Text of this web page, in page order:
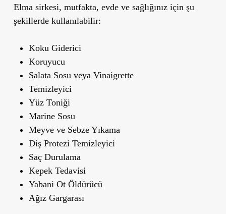
Elma sirkesi, mutfakta, evde ve sağlığınız için şu
şekillerde kullanılabilir:
Koku Giderici
Koruyucu
Salata Sosu veya Vinaigrette
Temizleyici
Yüz Toniği
Marine Sosu
Meyve ve Sebze Yıkama
Diş Protezi Temizleyici
Saç Durulama
Kepek Tedavisi
Yabani Ot Öldürücü
Ağız Gargarası